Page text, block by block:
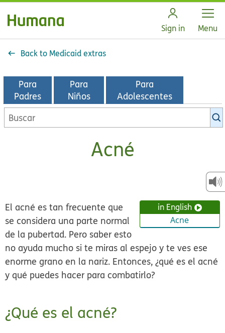
Sign in Open
Menu
Back to Medicaid extras
Para
Padres
Para
Niños
Para
Adolescentes
Buscar
en
Acné
in English
Acne
El acné es tan frecuente que
se considera una parte normal
de la pubertad. Pero saber esto
no ayuda mucho si te miras al espejo y te ves ese
enorme grano en la nariz. Entonces, ¿qué es el acné
y qué puedes hacer para combatirlo?
¿Qué es el acné?